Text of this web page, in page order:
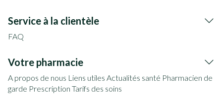
Service à la clientèle
FAQ
Votre pharmacie
A propos de nous Liens utiles Actualités santé Pharmacien de
garde Prescription Tarifs des soins